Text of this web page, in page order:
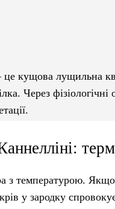
кущова лущильна
Через фізіологічні
з температурою.
у зародку